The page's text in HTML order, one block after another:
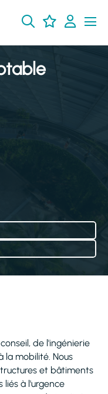
de l'ingénierie
la mobilité. Nous
et bâtiments
à l'urgence